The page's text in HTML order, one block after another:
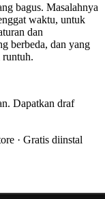
bagus. Masalahnya
waktu, untuk
dan
berbeda, dan yang
runtuh.
Dapatkan draf
· Gratis diinstal